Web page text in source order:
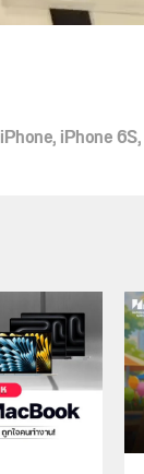
iPhone,iPhone 6S,